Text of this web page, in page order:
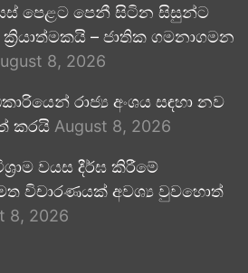
පෙළට පෙනී සිටින සිසුන්ට
ක්‍රියාත්මකයි – ජාතික ගමනාගමන
8, 2026
රාජ්‍ය අංශය සඳහා නව
කරයි August 8, 2026
වයස දීර්ඝ කිරීමේ
විචාරණයක් අවශ්‍ය වුවහොත්
8, 2026